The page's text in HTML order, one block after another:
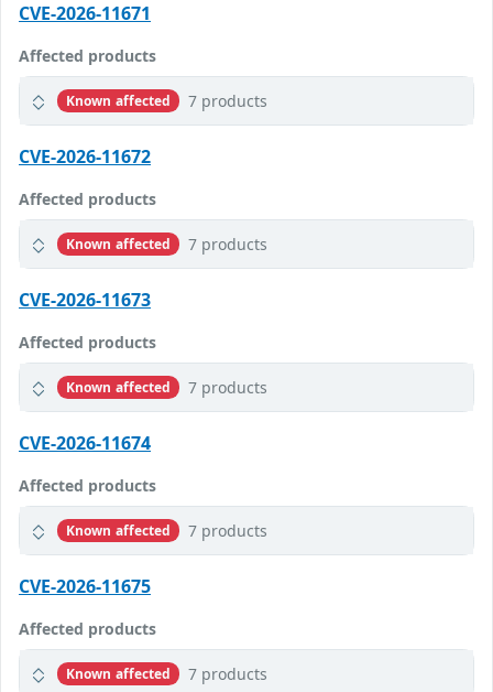
CVE-2026-11671
Affected products
Known affected 7 products
CVE-2026-11672
Affected products
Known affected 7 products
CVE-2026-11673
Affected products
Known affected 7 products
CVE-2026-11674
Affected products
Known affected 7 products
CVE-2026-11675
Affected products
Known affected 7 products